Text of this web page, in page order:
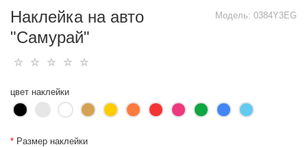
Модель: 0384Y3EG
Наклейка на авто
"Самурай"
цвет наклейки
* Размер наклейки